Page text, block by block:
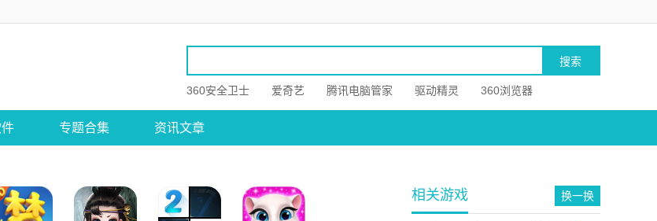
360安全卫士 爱奇艺 腾讯电脑管家 驱动精灵 360浏览器
专题合集 资讯文章
相关游戏 换一换